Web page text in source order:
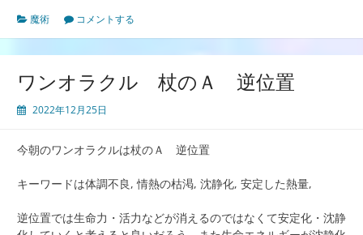
魔術 コメントする
ワンオラクル 杖のＡ 逆位置
2022年12月25日
今朝のワンオラクルは杖のＡ 逆位置
キーワードは体調不良, 情熱の枯渇, 沈静化, 安定した熱量,
逆位置では生命力・活力などが消えるのではなくて安定化・沈静